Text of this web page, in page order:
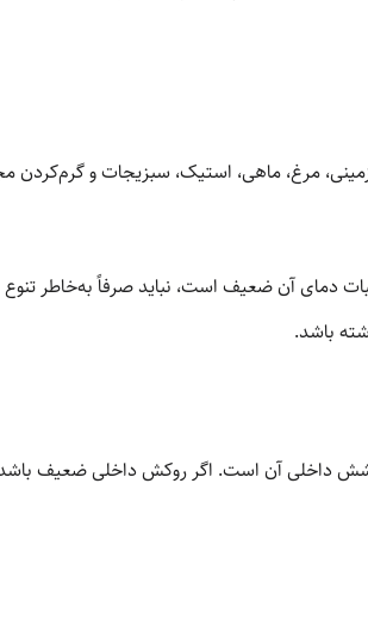
مرغ، ماهی، استیک، سبزیجات و گرم‌کردن
دمای آن ضعیف است، نباید صرفاً به‌خاطر
باشد.
داخلی آن است. اگر روکش داخلی ضعیف